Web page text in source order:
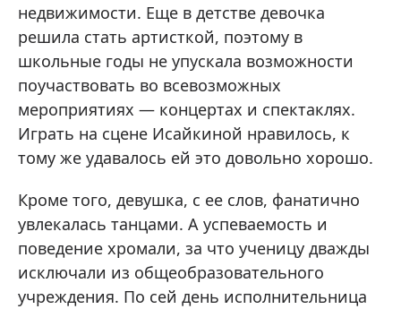
недвижимости. Еще в детстве девочка
решила стать артисткой, поэтому в
школьные годы не упускала возможности
поучаствовать во всевозможных
мероприятиях — концертах и спектаклях.
Играть на сцене Исайкиной нравилось, к
тому же удавалось ей это довольно хорошо.
Кроме того, девушка, с ее слов, фанатично
увлекалась танцами. А успеваемость и
поведение хромали, за что ученицу дважды
исключали из общеобразовательного
учреждения. По сей день исполнительница